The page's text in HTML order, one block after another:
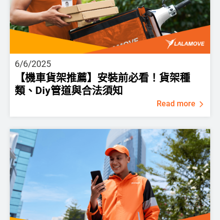
6/6/2025
【機車貨架推薦】安裝前必看！貨架種
類、Diy管道與合法須知
Read more